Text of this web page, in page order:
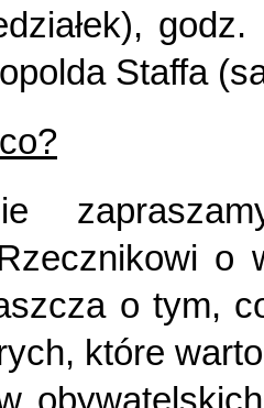
Staffa
o
o tym,
które